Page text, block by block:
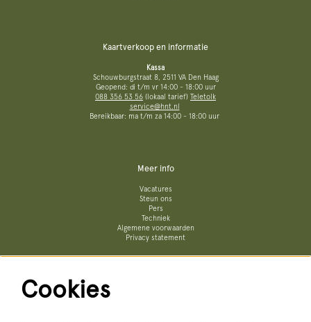
Kaartverkoop en informatie
Kassa
Schouwburgstraat 8, 2511 VA Den Haag
Geopend: di t/m vr 14:00 - 18:00 uur
088 356 53 56 (lokaal tarief) Teletolk
service@hnt.nl
Bereikbaar: ma t/m za 14:00 - 18:00 uur
Meer info
Vacatures
Steun ons
Pers
Techniek
Algemene voorwaarden
Privacy statement
Cookies